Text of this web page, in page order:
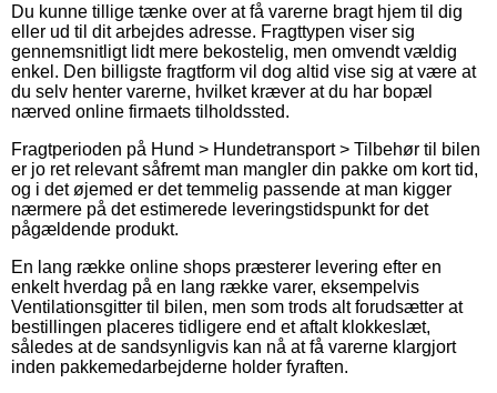
Du kunne tillige tænke over at få varerne bragt hjem til dig
eller ud til dit arbejdes adresse. Fragttypen viser sig
gennemsnitligt lidt mere bekostelig, men omvendt vældig
enkel. Den billigste fragtform vil dog altid vise sig at være at
du selv henter varerne, hvilket kræver at du har bopæl
nærved online firmaets tilholdssted.
Fragtperioden på Hund > Hundetransport > Tilbehør til bilen
er jo ret relevant såfremt man mangler din pakke om kort tid,
og i det øjemed er det temmelig passende at man kigger
nærmere på det estimerede leveringstidspunkt for det
pågældende produkt.
En lang række online shops præsterer levering efter en
enkelt hverdag på en lang række varer, eksempelvis
Ventilationsgitter til bilen, men som trods alt forudsætter at
bestillingen placeres tidligere end et aftalt klokkeslæt,
således at de sandsynligvis kan nå at få varerne klargjort
inden pakkemedarbejderne holder fyraften.